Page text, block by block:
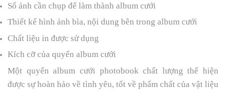
Số ảnh cần chụp để làm thành album cưới
Thiết kế hình ảnh bìa, nội dung bên trong album cưới
Chất liệu in được sử dụng
Kích cỡ của quyển album cưới
Một quyển album cưới photobook chất lượng thể hiện
được sự hoàn hảo về tình yêu, tốt về phẩm chất của vật liệu